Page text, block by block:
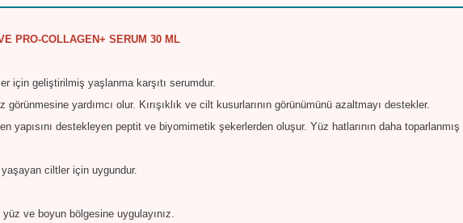
PRO-COLLAGEN+ SERUM 30 ML
için geliştirilmiş yaşlanma karşıtı serumdur.
yardımcı olur. Kırışıklık ve cilt kusurlarının görünümünü azaltmayı destekler.
yapısını destekleyen peptit ve biyomimetik şekerlerden oluşur. Yüz hatlarının daha toparlanmış
ciltler için uygundur.
ve boyun bölgesine uygulayınız.